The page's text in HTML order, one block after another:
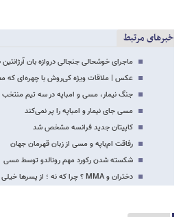
خبرهای مرتبط
ماجرای خوشحالی جنجالی دروازه بان
عکس | ملاقات ویژه کی‌روش با چهره‌ای که
جنگ نیمار، مسی و امباپه در سه تیم منتخب
مسی جای نیمار و امباپه را پر نمی‌کند
کاپیتان جدید فرانسه مشخص شد
رفاقت ام‌باپه و مسی از زبان قهرمان جهان
شکسته شدن رکورد مهم رونالدو توسط مسی
دختران و MMA ؟ چرا که نه ؛ از پسرها خیلی جلوتر هستند